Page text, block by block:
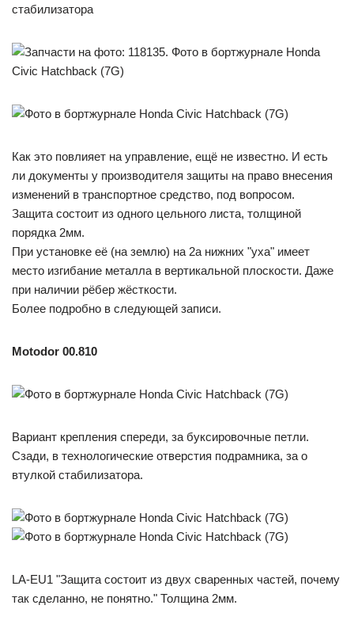
стабилизатора
Как это повлияет на управление, ещё не известно. И есть
ли документы у производителя защиты на право внесения
изменений в транспортное средство, под вопросом.
Защита состоит из одного цельного листа, толщиной
порядка 2мм.
При установке её (на землю) на 2а нижних "уха" имеет
место изгибание металла в вертикальной плоскости. Даже
при наличии рёбер жёсткости.
Более подробно в следующей записи.
Motodor 00.810
Вариант крепления спереди, за буксировочные петли.
Сзади, в технологические отверстия подрамника, за о
втулкой стабилизатора.
LA-EU1 "Защита состоит из двух сваренных частей, почему
так сделанно, не понятно." Толщина 2мм.